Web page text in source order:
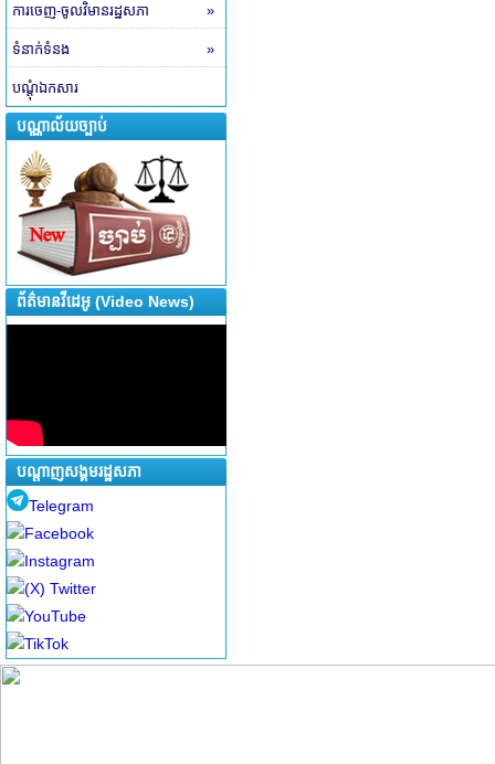
ការចេញ-ចូលវិមានរដ្ឋសភា »
ទំនាក់ទំនង »
បណ្តុំឯកសារ
បណ្ណាល័យច្បាប់
ព័ត៌មានវីដេអូ (Video News)
បណ្តាញសង្គមរដ្ឋសភា
Telegram
Facebook
Instagram
(X) Twitter
YouTube
TikTok